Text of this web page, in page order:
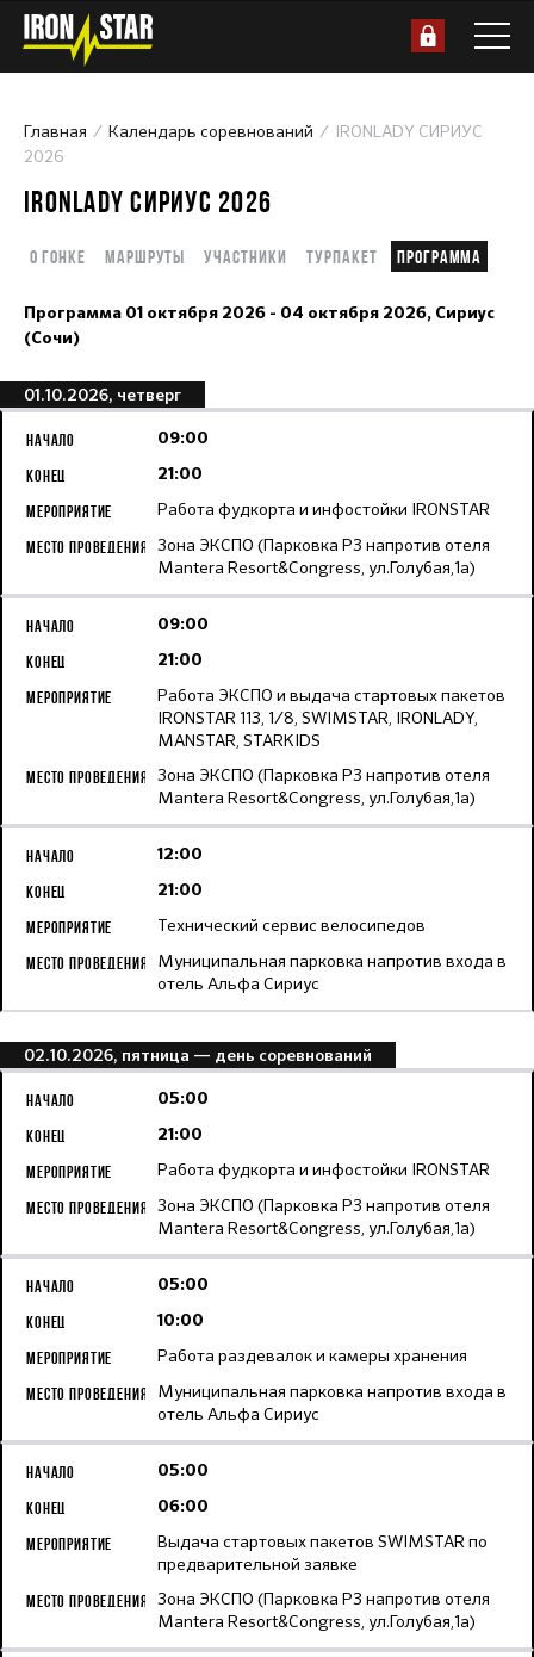
Главная Календарь соревнований
IRONLADY СИРИУС
2026
IRONLADY СИРИУС 2026
О гонке Маршруты Участники Турпакет Программа
Программа 01 октября 2026 - 04 октября 2026, Сириус
(Сочи)
01.10.2026, четверг
09:00
21:00
Работа фудкорта и инфостойки IRONSTAR
Зона ЭКСПО (Парковка Р3 напротив отеля
Mantera Resort&Congress, ул.Голубая,1а)
09:00
21:00
Работа ЭКСПО и выдача стартовых пакетов
IRONSTAR 113, 1/8, SWIMSTAR, IRONLADY,
MANSTAR, STARKIDS
Зона ЭКСПО (Парковка Р3 напротив отеля
Mantera Resort&Congress, ул.Голубая,1а)
12:00
21:00
Технический сервис велосипедов
Муниципальная парковка напротив входа в
отель Альфа Сириус
02.10.2026, пятница — день соревнований
05:00
21:00
Работа фудкорта и инфостойки IRONSTAR
Зона ЭКСПО (Парковка Р3 напротив отеля
Mantera Resort&Congress, ул.Голубая,1а)
05:00
10:00
Работа раздевалок и камеры хранения
Муниципальная парковка напротив входа в
отель Альфа Сириус
05:00
06:00
Выдача стартовых пакетов SWIMSTAR по
предварительной заявке
Зона ЭКСПО (Парковка Р3 напротив отеля
Mantera Resort&Congress, ул.Голубая,1а)